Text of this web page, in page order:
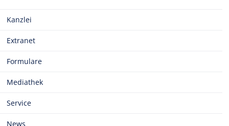
Kanzlei
Extranet
Formulare
Mediathek
Service
News